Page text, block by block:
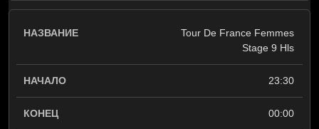
Tour De France Femmes
Stage 9 Hls
23:30
00:00